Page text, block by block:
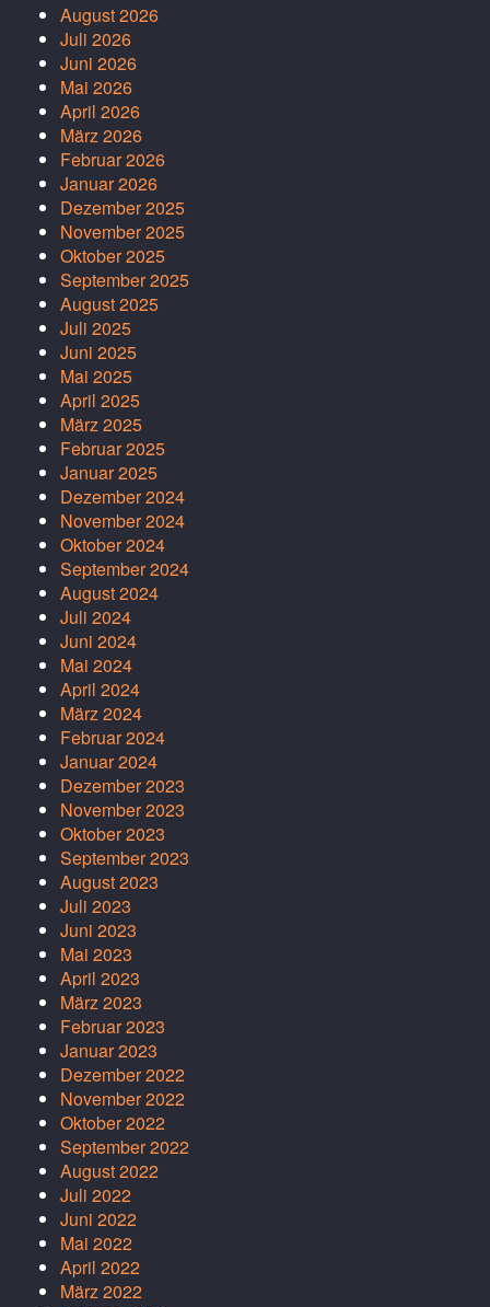
August 2026
Juli 2026
Juni 2026
Mai 2026
April 2026
März 2026
Februar 2026
Januar 2026
Dezember 2025
November 2025
Oktober 2025
September 2025
August 2025
Juli 2025
Juni 2025
Mai 2025
April 2025
März 2025
Februar 2025
Januar 2025
Dezember 2024
November 2024
Oktober 2024
September 2024
August 2024
Juli 2024
Juni 2024
Mai 2024
April 2024
März 2024
Februar 2024
Januar 2024
Dezember 2023
November 2023
Oktober 2023
September 2023
August 2023
Juli 2023
Juni 2023
Mai 2023
April 2023
März 2023
Februar 2023
Januar 2023
Dezember 2022
November 2022
Oktober 2022
September 2022
August 2022
Juli 2022
Juni 2022
Mai 2022
April 2022
März 2022